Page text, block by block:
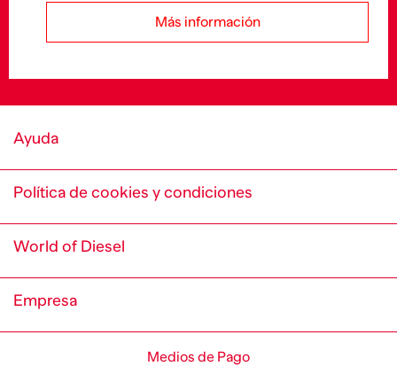
Más información
Ayuda
Política de cookies y condiciones
World of Diesel
Empresa
Medios de Pago